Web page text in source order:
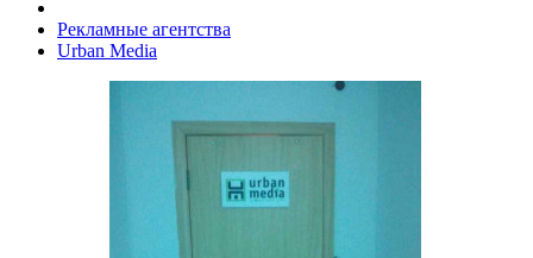
Рекламные агентства
Urban Media